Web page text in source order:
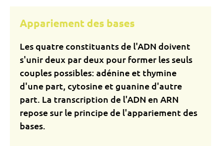
Appariement des bases
Les quatre constituants de l'ADN doivent
s'unir deux par deux pour former les seuls
couples possibles: adénine et thymine
d'une part, cytosine et guanine d'autre
part. La transcription de l'ADN en ARN
repose sur le principe de l'appariement des
bases.